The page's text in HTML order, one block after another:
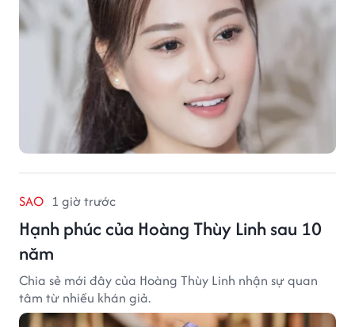
SAO 1 giờ trước
Hạnh phúc của Hoàng Thùy Linh sau 10
năm
Chia sẻ mới đây của Hoàng Thùy Linh nhận sự quan
tâm từ nhiều khán giả.